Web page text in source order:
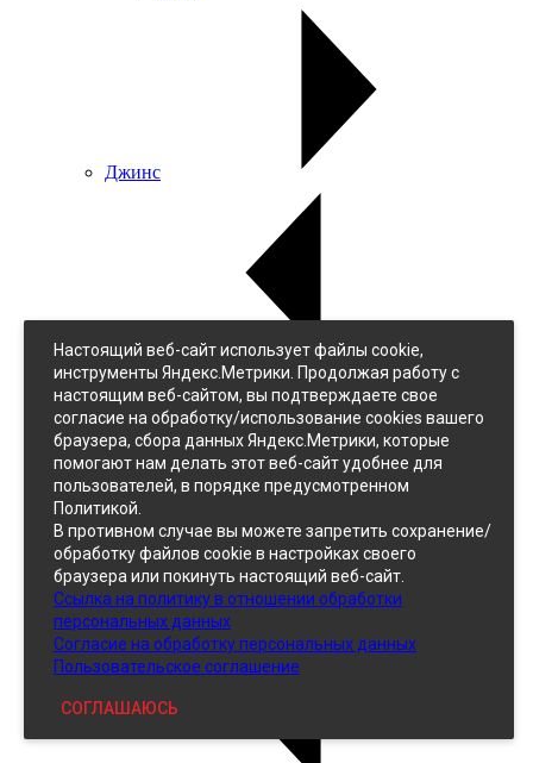
Джинс
Джинс
Однотонный
Принтованный
Кожзам
Настоящий веб-сайт использует файлы cookie,
инструменты Яндекс.Метрики. Продолжая работу с
настоящим веб-сайтом, вы подтверждаете свое
согласие на обработку/использование cookies вашего
браузера, сбора данных Яндекс.Метрики, которые
помогают нам делать этот веб-сайт удобнее для
пользователей, в порядке предусмотренном
Политикой.
В противном случае вы можете запретить сохранение/
обработку файлов cookie в настройках своего
браузера или покинуть настоящий веб-сайт.
Ссылка на политику в отношении обработки
персональных данных
Согласие на обработку персональных данных
Пользовательское соглашение
СОГЛАШАЮСЬ